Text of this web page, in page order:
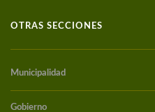
OTRAS SECCIONES
Municipalidad
Gobierno